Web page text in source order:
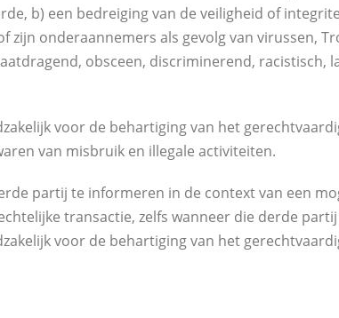
b) een bedreiging van de veiligheid of
onderaannemers als gevolg van virussen,
obsceen, discriminerend, racistisch,
voor de behartiging van het
van misbruik en illegale activiteiten.
partij te informeren in de context van een
transactie, zelfs wanneer die derde
voor de behartiging van het